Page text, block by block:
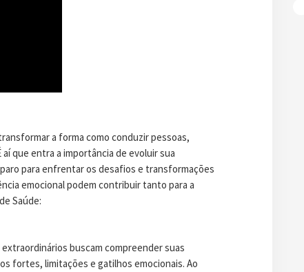
a forma como conduzir pessoas,
que entra a importância de evoluir sua
para enfrentar os desafios e transformações
emocional podem contribuir tanto para a
Saúde:
buscam compreender suas
fortes, limitações e gatilhos emocionais. Ao